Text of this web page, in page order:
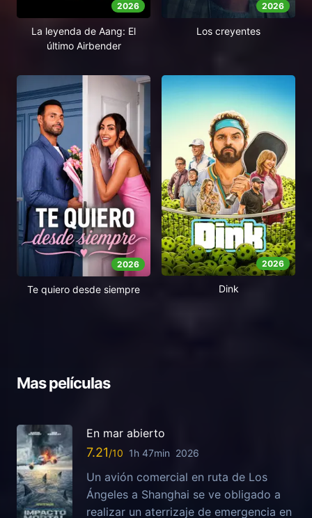
2026
La leyenda de Aang: El
último Airbender
2026
Los creyentes
2026
Te quiero desde siempre
2026
Dink
Mas películas
En mar abierto
7.21 1h 47min 2026
Un avión comercial en ruta de Los
Ángeles a Shanghai se ve obligado a
realizar un aterrizaje de emergencia en